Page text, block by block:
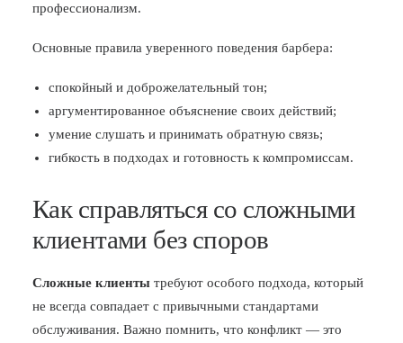
профессионализм.
Основные правила уверенного поведения барбера:
спокойный и доброжелательный тон;
аргументированное объяснение своих действий;
умение слушать и принимать обратную связь;
гибкость в подходах и готовность к компромиссам.
Как справляться со сложными
клиентами без споров
Сложные клиенты требуют особого подхода, который
не всегда совпадает с привычными стандартами
обслуживания. Важно помнить, что конфликт — это